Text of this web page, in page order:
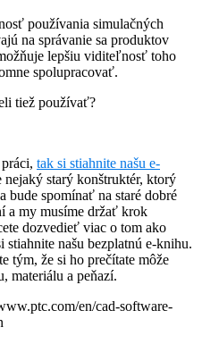
používania simulačných
na správanie sa produktov
lepšiu viditeľnosť toho
spolupracovať.
tiež používať?
tak si stiahnite našu e-
nejaký starý konštruktér, ktorý
bude spomínať na staré dobré
a my musíme držať krok
dozvedieť viac o tom ako
našu bezplatnú e-knihu.
tým, že si ho prečítate môže
materiálu a peňazí.
en/cad-software-